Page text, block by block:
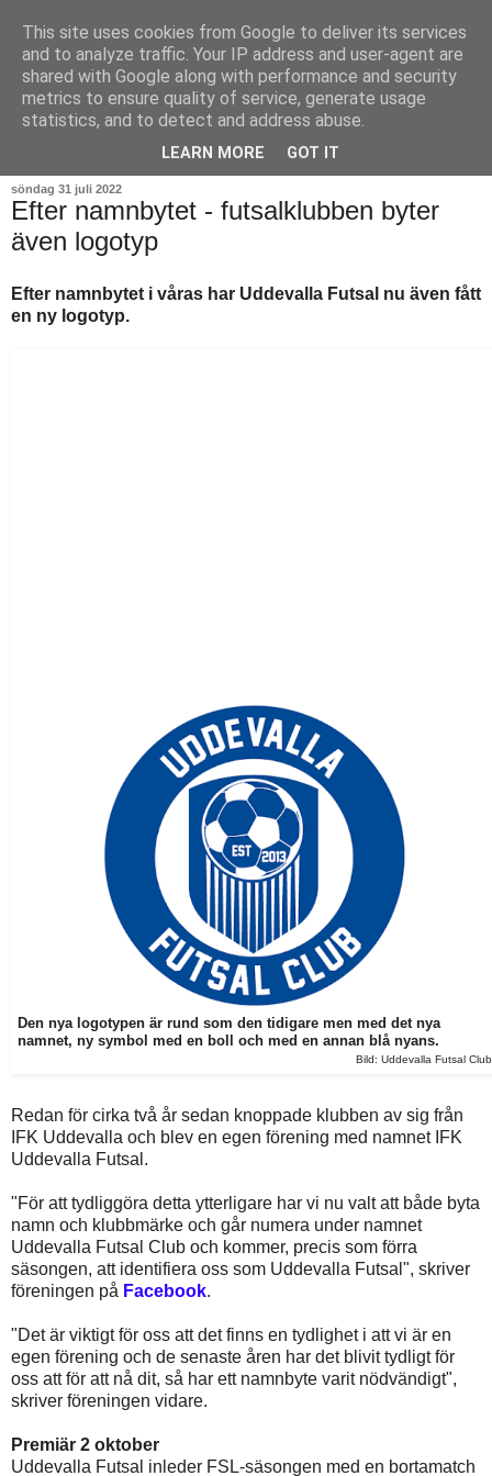
söndag 31 juli 2022
Efter namnbytet - futsalklubben byter
även logotyp
Efter namnbytet i våras har Uddevalla Futsal nu även fått
en ny logotyp.
Den nya logotypen är rund som den tidigare men med det nya
namnet, ny symbol med en boll och med en annan blå nyans.
Bild: Uddevalla Futsal Club
Redan för cirka två år sedan knoppade klubben av sig från
IFK Uddevalla och blev en egen förening med namnet IFK
Uddevalla Futsal.
"För att tydliggöra detta ytterligare har vi nu valt att både byta
namn och klubbmärke och går numera under namnet
Uddevalla Futsal Club och kommer, precis som förra
säsongen, att identifiera oss som Uddevalla Futsal", skriver
föreningen på Facebook.
"Det är viktigt för oss att det finns en tydlighet i att vi är en
egen förening och de senaste åren har det blivit tydligt för
oss att för att nå dit, så har ett namnbyte varit nödvändigt",
skriver föreningen vidare.
Premiär 2 oktober
Uddevalla Futsal inleder FSL-säsongen med en bortamatch
This site uses cookies from Google to deliver its services
and to analyze traffic. Your IP address and user-agent are
shared with Google along with performance and security
metrics to ensure quality of service, generate usage
statistics, and to detect and address abuse.
LEARN MORE GOT IT